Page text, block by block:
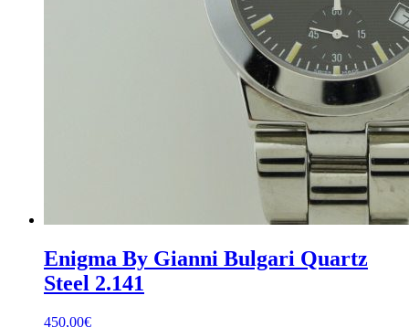
Enigma By Gianni Bulgari Quartz
Steel 2.141
450,00€